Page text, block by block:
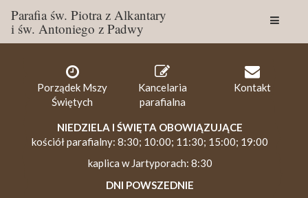
Parafia św. Piotra z Alkantary
i św. Antoniego z Padwy
Porządek Mszy
Świętych
Kancelaria
parafialna
Kontakt
NIEDZIELA I ŚWIĘTA OBOWIĄZUJĄCE
kościół parafialny: 8:30; 10:00; 11:30; 15:00; 19:00
kaplica w Jartyporach: 8:30
DNI POWSZEDNIE